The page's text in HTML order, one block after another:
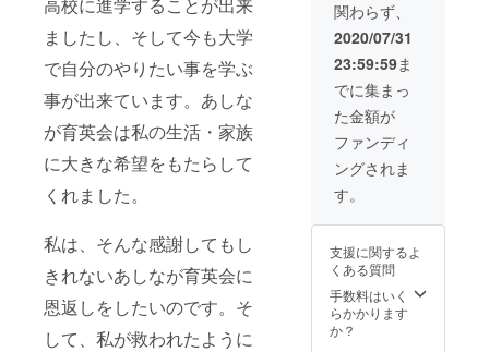
ましたし、そして今も大学
で自分のやりたい事を学ぶ
事が出来ています。あしな
が育英会は私の生活・家族
に大きな希望をもたらして
くれました。
私は、そんな感謝してもし
きれないあしなが育英会に
恩返しをしたいのです。そ
して、私が救われたように
送させ
ていた
だきま
す。
（2021
年2~3月
頃を予
定）
関わらず、
2020/07/31
23:59:59ま
でに集まっ
た金額が
ファンディ
ングされま
す。
支援に関するよ
くある質問
手数料はいく
らかかります
か？